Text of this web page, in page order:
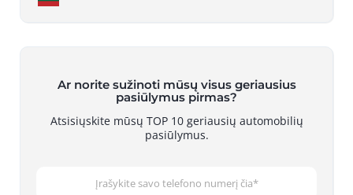
Ar norite sužinoti mūsų visus geriausius
pasiūlymus pirmas?
Atsisiųskite mūsų TOP 10 geriausių automobilių
pasiūlymus.